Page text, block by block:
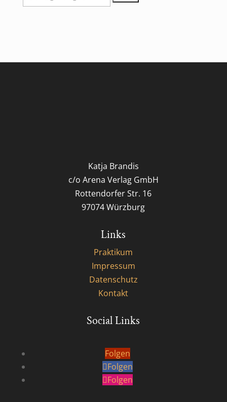
nach:
Katja Brandis
c/o Arena Verlag GmbH
Rottendorfer Str. 16
97074 Würzburg
Links
Praktikum
Impressum
Datenschutz
Kontakt
Social Links
Folgen
Folgen
Folgen